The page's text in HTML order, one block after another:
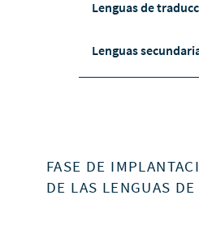
Lenguas de
Lenguas
FASE DE
DE LAS LENGUAS